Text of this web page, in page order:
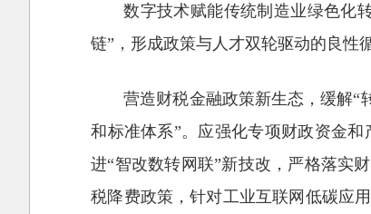
数字技术赋能传统制造业绿色化
链”，形成政策与人才双轮驱动的良性
营造财税金融政策新生态，缓解“
和标准体系”。应强化专项财政资金
进“智改数转网联”新技改，严格落实
税降费政策，针对工业互联网低碳应